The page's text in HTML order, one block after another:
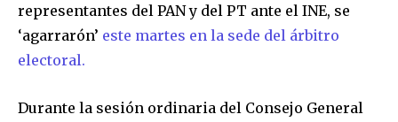
representantes del PAN y del PT ante el INE, se
‘agarrarón’ este martes en la sede del árbitro
electoral.
Durante la sesión ordinaria del Consejo General